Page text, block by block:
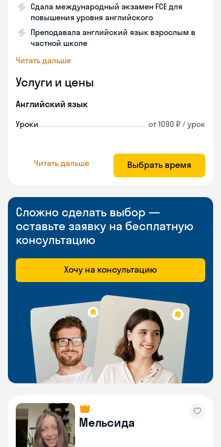
Сдала международный экзамен FCE для
повышения уровня английского
Преподавала английский язык взрослым в
частной школе
Читать дальше
Услуги и цены
Английский язык
Уроки от 1090 ₽ / урок
Читать дальше Выбрать время
Сложно сделать выбор —
оставьте заявку на бесплатную
консультацию
Хочу на консультацию
Мельсида